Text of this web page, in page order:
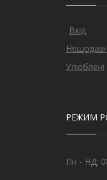
Вхід
Улюблені
РЕЖИМ
Пн - НД: